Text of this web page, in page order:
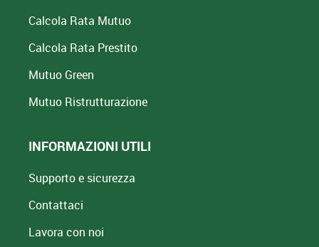
Calcola Rata Mutuo
Calcola Rata Prestito
Mutuo Green
Mutuo Ristrutturazione
INFORMAZIONI UTILI
Supporto e sicurezza
Contattaci
Lavora con noi